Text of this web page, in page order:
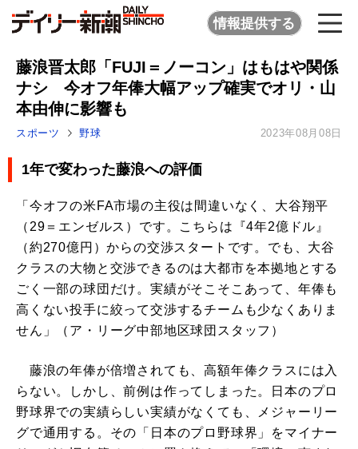
情報提供する
藤浪晋太郎「FUJI＝ノーコン」はもはや関係
ナシ 今オフ年俸大幅アップ確実でオリ・山
本由伸に影響も
スポーツ 野球 2023年08月08日
1年で変わった藤浪への評価
「今オフの米FA市場の主役は間違いなく、大谷翔平
（29＝エンゼルス）です。こちらは『4年2億ドル』
（約270億円）からの交渉スタートです。でも、大谷
クラスの大物と交渉できるのは大都市を本拠地とする
ごく一部の球団だけ。実績がそこそこあって、年俸も
高くない投手に絞って交渉するチームも少なくありま
せん」（ア・リーグ中部地区球団スタッフ）
藤浪の年俸が倍増されても、高額年俸クラスには入
らない。しかし、前例は作ってしまった。日本のプロ
野球界での実績らしい実績がなくても、メジャーリー
グで通用する。その「日本のプロ野球界」をマイナー